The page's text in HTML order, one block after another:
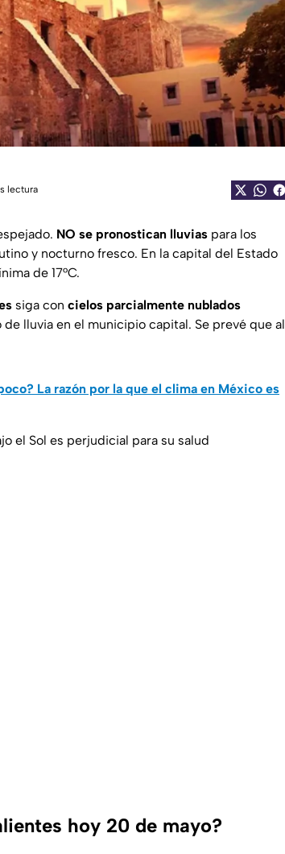
lectura
NO se pronostican lluvias para los
y nocturno fresco. En la capital del Estado
de 17°C.
siga con cielos parcialmente nublados
lluvia en el municipio capital. Se prevé que al
La razón por la que el clima en México es
el Sol es perjudicial para su salud
hoy 20 de mayo?